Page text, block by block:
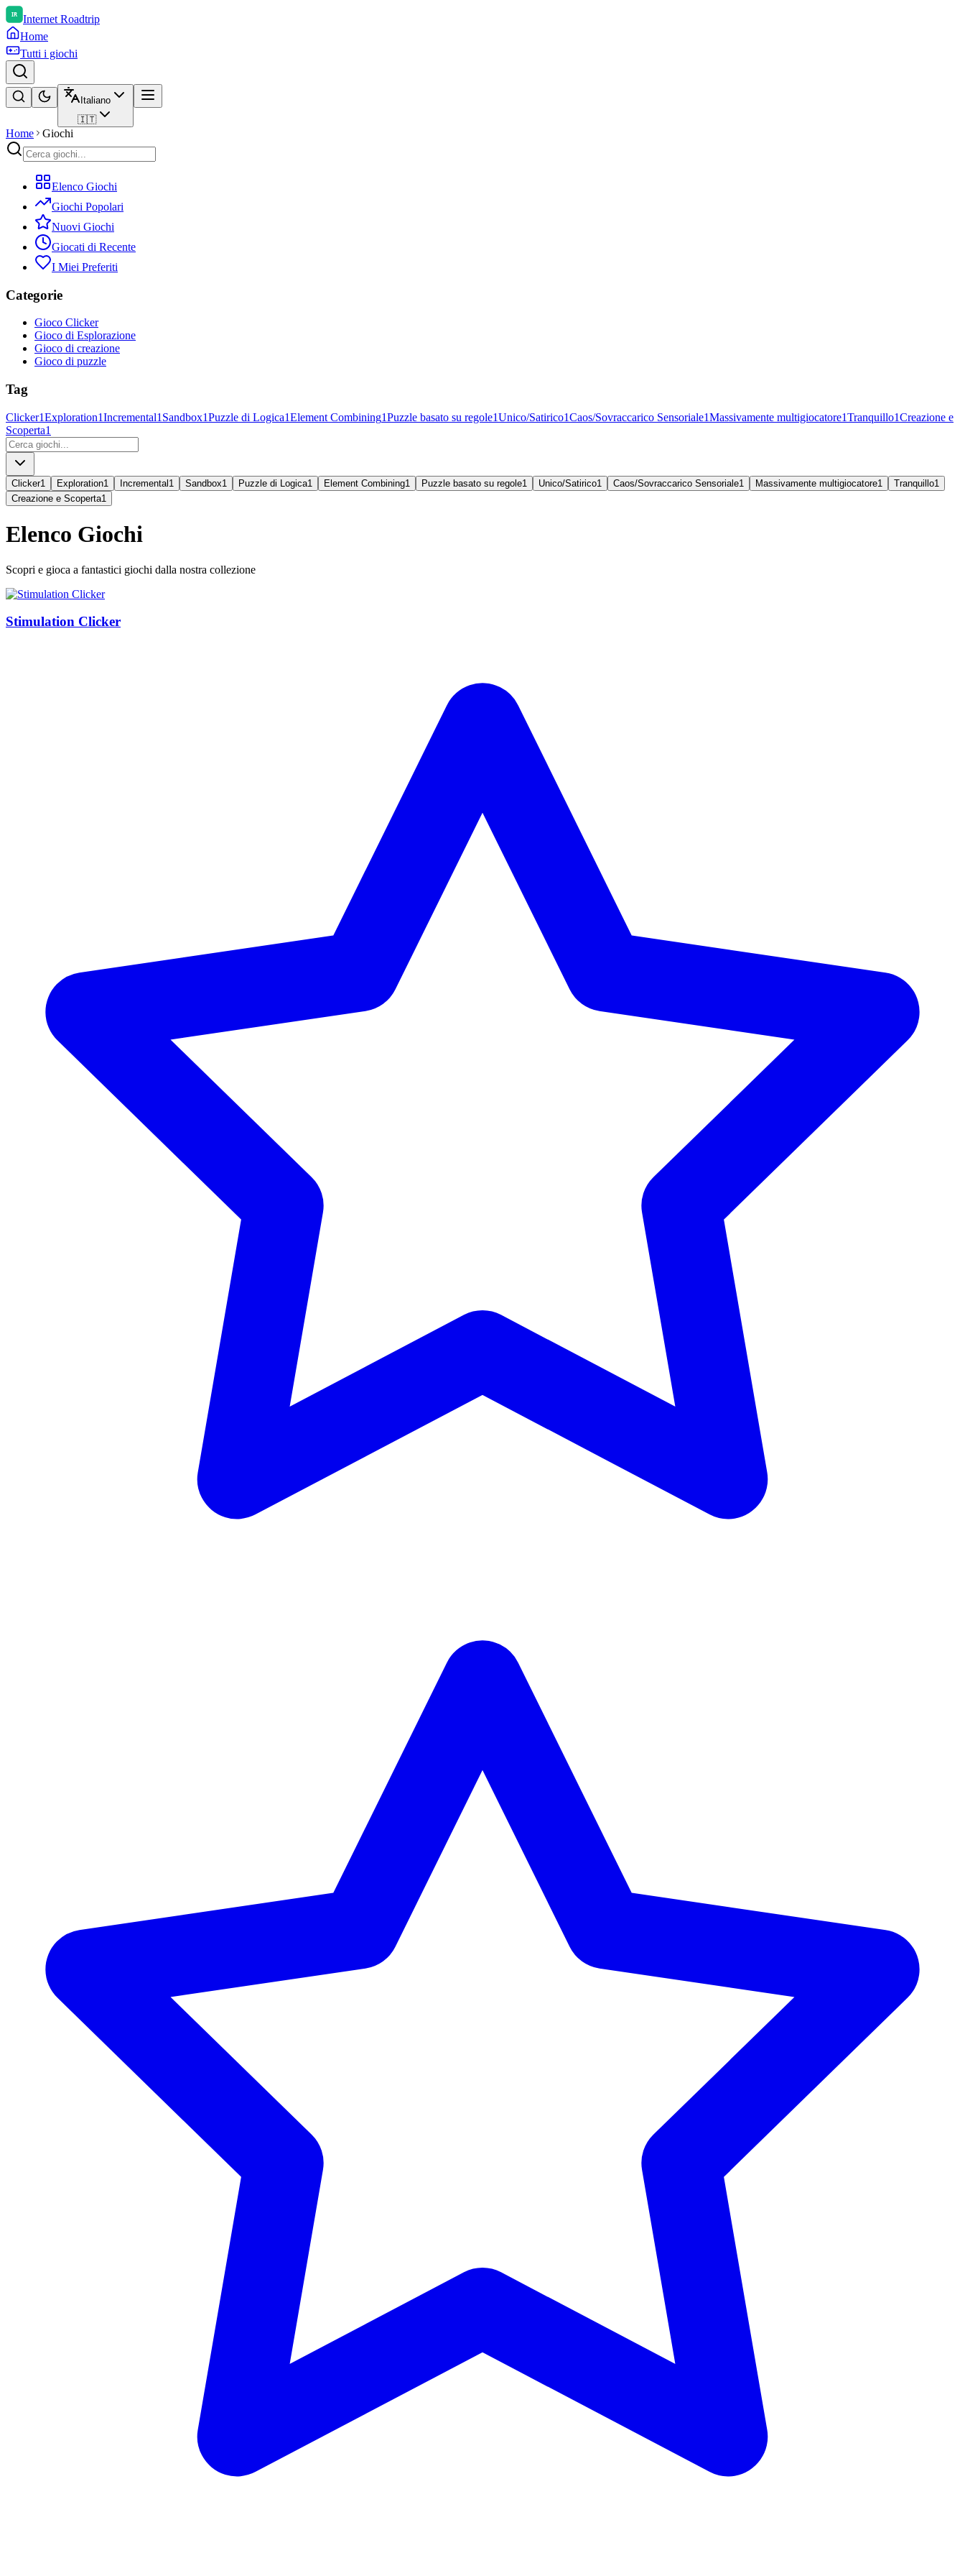
Internet Roadtrip
Home
Tutti i giochi
Italiano
🇮🇹
Home Giochi
Elenco Giochi
Giochi Popolari
Nuovi Giochi
Giocati di Recente
I Miei Preferiti
Categorie
Gioco Clicker
Gioco di Esplorazione
Gioco di creazione
Gioco di puzzle
Tag
Clicker1Exploration1Incremental1 Sandbox1Puzzle di Logica1Element Combining1Puzzle basato su regole1Unico/Satirico1Caos/Sovraccarico Sensoriale1Massivamente multigiocatore1Tranquillo1Creazione e
Scoperta1
Clicker1 Exploration1 Incremental 1 Sandbox1 Puzzle di Logica1 Element Combining1 Puzzle basato su regole1 Unico/Satirico1 Caos/Sovraccarico Sensoriale1 Massivamente multigiocatore1 Tranquillo1
Creazione e Scoperta1
Elenco Giochi
Scopri e gioca a fantastici giochi dalla nostra collezione
Stimulation Clicker